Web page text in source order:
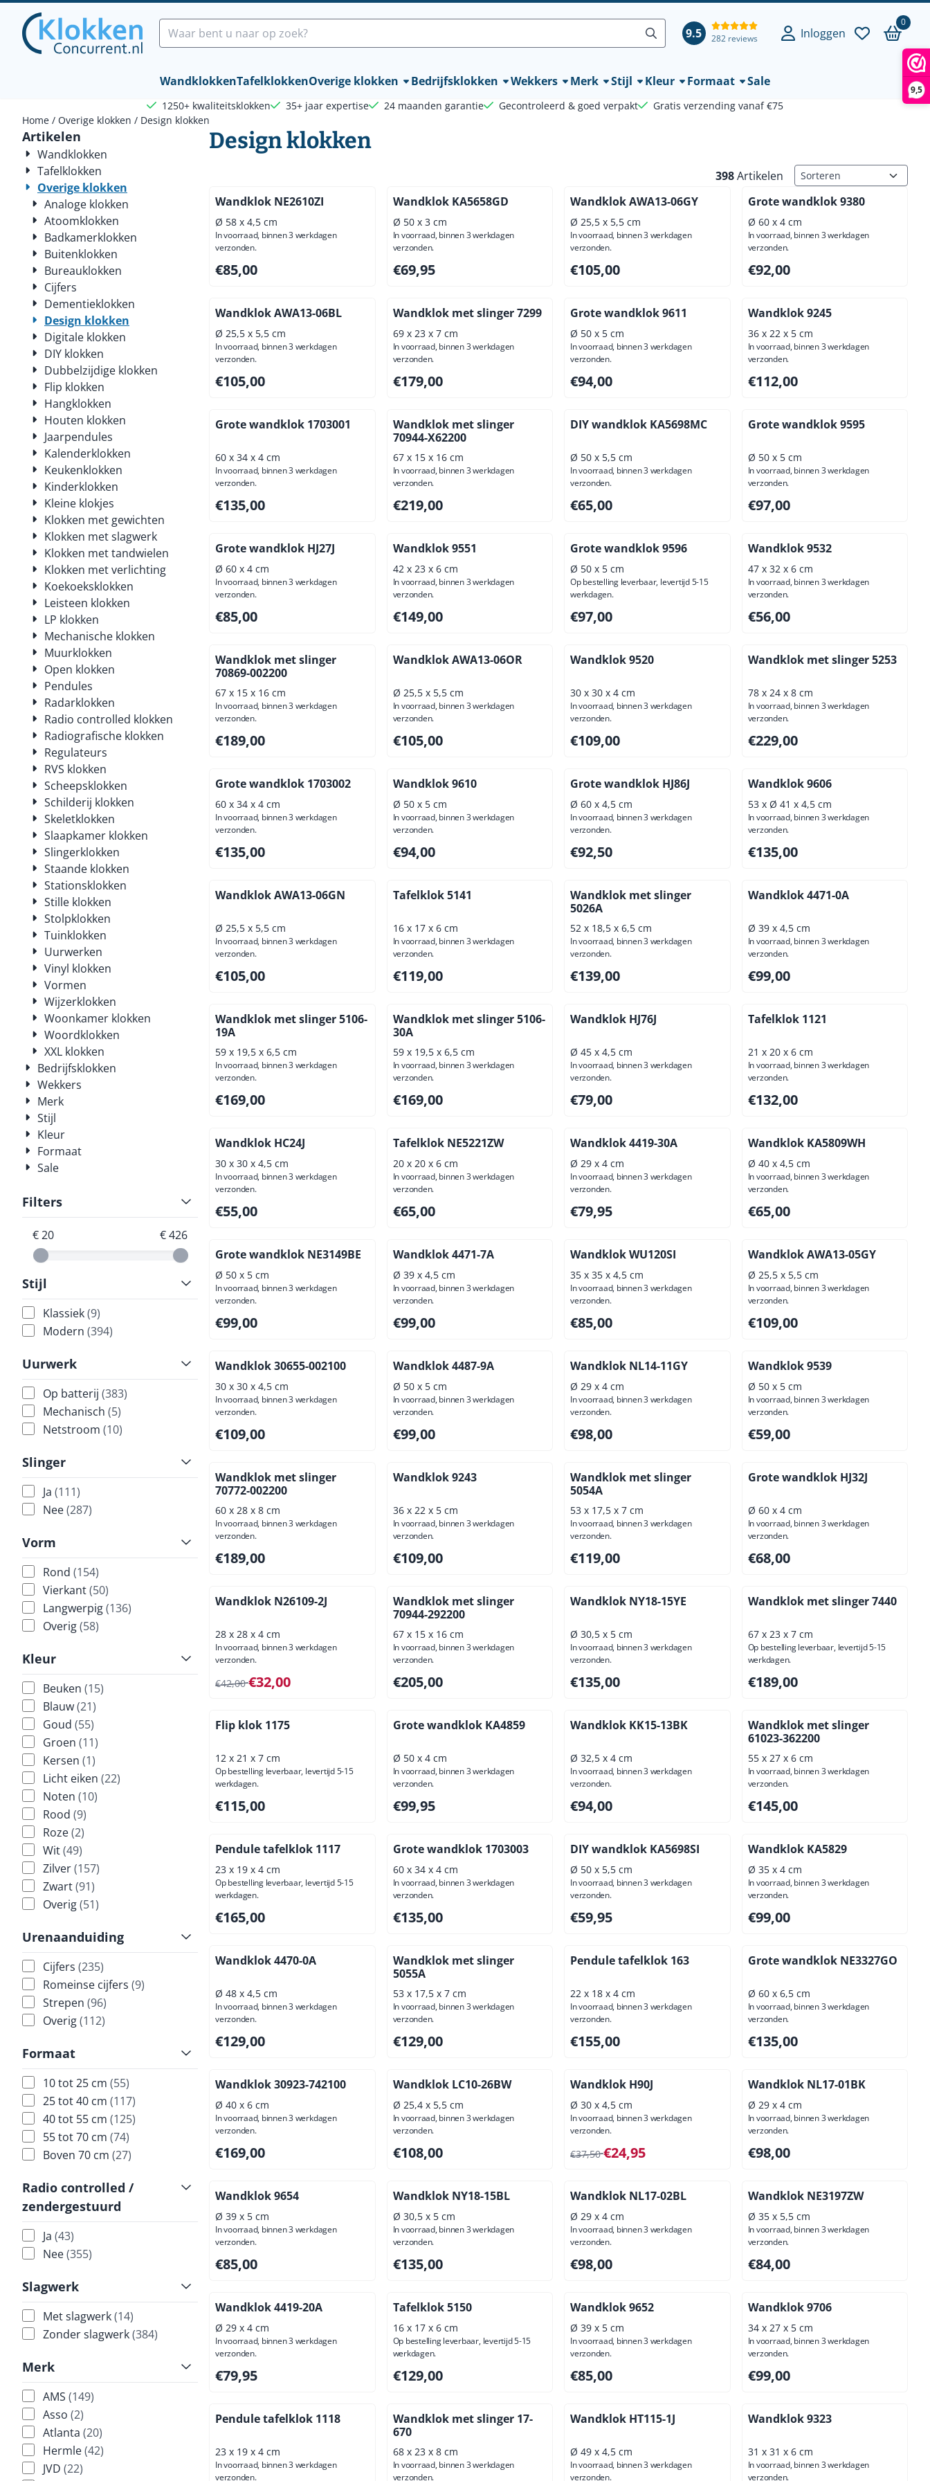
9,5
Cookievoorkeuren zijn beschikbaar. Kies instellingen of sta alle cookies toe.
Zoeken
9.5 282 reviews Inloggen
0
WandklokkenTafelklokkenOverige klokken Bedrijfsklokken Wekkers Merk Stijl Kleur Formaat Sale
1250+ kwaliteitsklokken 35+ jaar expertise 24 maanden garantie Gecontroleerd & goed verpakt
Gratis verzending vanaf €75
Home / Overige klokken / Design klokken
Artikelen
Wandklokken
Tafelklokken
Overige klokken
Analoge klokken
Atoomklokken
Badkamerklokken
Buitenklokken
Bureauklokken
Cijfers
Dementieklokken
Design klokken
Digitale klokken
DIY klokken
Dubbelzijdige klokken
Flip klokken
Hangklokken
Houten klokken
Jaarpendules
Kalenderklokken
Keukenklokken
Kinderklokken
Kleine klokjes
Klokken met gewichten
Klokken met slagwerk
Klokken met tandwielen
Klokken met verlichting
Koekoeksklokken
Leisteen klokken
LP klokken
Mechanische klokken
Muurklokken
Open klokken
Pendules
Radarklokken
Radio controlled klokken
Radiografische klokken
Regulateurs
RVS klokken
Scheepsklokken
Schilderij klokken
Skeletklokken
Slaapkamer klokken
Slingerklokken
Staande klokken
Stationsklokken
Stille klokken
Stolpklokken
Tuinklokken
Uurwerken
Vinyl klokken
Vormen
Wijzerklokken
Woonkamer klokken
Woordklokken
XXL klokken
Bedrijfsklokken
Wekkers
Merk
Stijl
Kleur
Formaat
Sale
Filters
€ 20 € 426
Stijl
Klassiek(9)
Modern (394)
Uurwerk
Op batterij (383)
Mechanisch (5)
Netstroom (10)
Slinger
Ja (111)
Nee(287)
Vorm
Rond (154)
Vierkant(50)
Langwerpig(136)
Overig(58)
Kleur
Beuken (15)
Blauw(21)
Goud (55)
Groen (11)
Kersen (1)
Licht eiken (22)
Noten (10)
Rood (9)
Roze(2)
Wit(49)
Zilver(157)
Zwart(91)
Overig(51)
Urenaanduiding
Cijfers (235)
Romeinse cijfers (9)
Strepen (96)
Overig(112)
Formaat
10 tot 25 cm (55)
25 tot 40 cm (117)
40 tot 55 cm (125)
55 tot 70 cm (74)
Boven 70 cm (27)
Radio controlled /
zendergestuurd
Ja (43)
Nee(355)
Slagwerk
Met slagwerk(14)
Zonder slagwerk(384)
Merk
AMS (149)
Asso (2)
Atlanta (20)
Hermle(42)
JVD (22)
Design klokken
398Artikelen
Sorteermethode
Wandklok NE2610ZI
Ø 58 x 4,5 cm
In voorraad, binnen 3 werkdagen
verzonden.
Prijs: 85,00, exclusief btw: 70,25
€85,00
Wandklok KA5658GD
Ø 50 x 3 cm
In voorraad, binnen 3 werkdagen
verzonden.
Prijs: 69,95, exclusief btw: 57,81
€69,95
Wandklok AWA13-06GY
Ø 25,5 x 5,5 cm
In voorraad, binnen 3 werkdagen
verzonden.
Prijs: 105,00, exclusief btw: 86,78
€105,00
Grote wandklok 9380
Ø 60 x 4 cm
In voorraad, binnen 3 werkdagen
verzonden.
Prijs: 92,00, exclusief btw: 76,03
€92,00
Wandklok AWA13-06BL
Ø 25,5 x 5,5 cm
In voorraad, binnen 3 werkdagen
verzonden.
Prijs: 105,00, exclusief btw: 86,78
€105,00
Wandklok met slinger 7299
69 x 23 x 7 cm
In voorraad, binnen 3 werkdagen
verzonden.
Prijs: 179,00, exclusief btw: 147,93
€179,00
Grote wandklok 9611
Ø 50 x 5 cm
In voorraad, binnen 3 werkdagen
verzonden.
Prijs: 94,00, exclusief btw: 77,69
€94,00
Wandklok 9245
36 x 22 x 5 cm
In voorraad, binnen 3 werkdagen
verzonden.
Prijs: 112,00, exclusief btw: 92,56
€112,00
Grote wandklok 1703001
60 x 34 x 4 cm
In voorraad, binnen 3 werkdagen
verzonden.
Prijs: 135,00, exclusief btw: 111,57
€135,00
Wandklok met slinger
70944-X62200
67 x 15 x 16 cm
In voorraad, binnen 3 werkdagen
verzonden.
Prijs: 219,00, exclusief btw: 180,99
€219,00
DIY wandklok KA5698MC
Ø 50 x 5,5 cm
In voorraad, binnen 3 werkdagen
verzonden.
Prijs: 65,00, exclusief btw: 53,72
€65,00
Grote wandklok 9595
Ø 50 x 5 cm
In voorraad, binnen 3 werkdagen
verzonden.
Prijs: 97,00, exclusief btw: 80,17
€97,00
Grote wandklok HJ27J
Ø 60 x 4 cm
In voorraad, binnen 3 werkdagen
verzonden.
Prijs: 85,00, exclusief btw: 70,25
€85,00
Wandklok 9551
42 x 23 x 6 cm
In voorraad, binnen 3 werkdagen
verzonden.
Prijs: 149,00, exclusief btw: 123,14
€149,00
Grote wandklok 9596
Ø 50 x 5 cm
Op bestelling leverbaar, levertijd 5-15
werkdagen.
Prijs: 97,00, exclusief btw: 80,17
€97,00
Wandklok 9532
47 x 32 x 6 cm
In voorraad, binnen 3 werkdagen
verzonden.
Prijs: 56,00, exclusief btw: 46,28
€56,00
Wandklok met slinger
70869-002200
67 x 15 x 16 cm
In voorraad, binnen 3 werkdagen
verzonden.
Prijs: 189,00, exclusief btw: 156,20
€189,00
Wandklok AWA13-06OR
Ø 25,5 x 5,5 cm
In voorraad, binnen 3 werkdagen
verzonden.
Prijs: 105,00, exclusief btw: 86,78
€105,00
Wandklok 9520
30 x 30 x 4 cm
In voorraad, binnen 3 werkdagen
verzonden.
Prijs: 109,00, exclusief btw: 90,08
€109,00
Wandklok met slinger 5253
78 x 24 x 8 cm
In voorraad, binnen 3 werkdagen
verzonden.
Prijs: 229,00, exclusief btw: 189,26
€229,00
Grote wandklok 1703002
60 x 34 x 4 cm
In voorraad, binnen 3 werkdagen
verzonden.
Prijs: 135,00, exclusief btw: 111,57
€135,00
Wandklok 9610
Ø 50 x 5 cm
In voorraad, binnen 3 werkdagen
verzonden.
Prijs: 94,00, exclusief btw: 77,69
€94,00
Grote wandklok HJ86J
Ø 60 x 4,5 cm
In voorraad, binnen 3 werkdagen
verzonden.
Prijs: 92,50, exclusief btw: 76,45
€92,50
Wandklok 9606
53 x Ø 41 x 4,5 cm
In voorraad, binnen 3 werkdagen
verzonden.
Prijs: 135,00, exclusief btw: 111,57
€135,00
Wandklok AWA13-06GN
Ø 25,5 x 5,5 cm
In voorraad, binnen 3 werkdagen
verzonden.
Prijs: 105,00, exclusief btw: 86,78
€105,00
Tafelklok 5141
16 x 17 x 6 cm
In voorraad, binnen 3 werkdagen
verzonden.
Prijs: 119,00, exclusief btw: 98,35
€119,00
Wandklok met slinger
5026A
52 x 18,5 x 6,5 cm
In voorraad, binnen 3 werkdagen
verzonden.
Prijs: 139,00, exclusief btw: 114,88
€139,00
Wandklok 4471-0A
Ø 39 x 4,5 cm
In voorraad, binnen 3 werkdagen
verzonden.
Prijs: 99,00, exclusief btw: 81,82
€99,00
Wandklok met slinger 5106-
19A
59 x 19,5 x 6,5 cm
In voorraad, binnen 3 werkdagen
verzonden.
Prijs: 169,00, exclusief btw: 139,67
€169,00
Wandklok met slinger 5106-
30A
59 x 19,5 x 6,5 cm
In voorraad, binnen 3 werkdagen
verzonden.
Prijs: 169,00, exclusief btw: 139,67
€169,00
Wandklok HJ76J
Ø 45 x 4,5 cm
In voorraad, binnen 3 werkdagen
verzonden.
Prijs: 79,00, exclusief btw: 65,29
€79,00
Tafelklok 1121
21 x 20 x 6 cm
In voorraad, binnen 3 werkdagen
verzonden.
Prijs: 132,00, exclusief btw: 109,09
€132,00
Wandklok HC24J
30 x 30 x 4,5 cm
In voorraad, binnen 3 werkdagen
verzonden.
Prijs: 55,00, exclusief btw: 45,45
€55,00
Tafelklok NE5221ZW
20 x 20 x 6 cm
In voorraad, binnen 3 werkdagen
verzonden.
Prijs: 65,00, exclusief btw: 53,72
€65,00
Wandklok 4419-30A
Ø 29 x 4 cm
In voorraad, binnen 3 werkdagen
verzonden.
Prijs: 79,95, exclusief btw: 66,07
€79,95
Wandklok KA5809WH
Ø 40 x 4,5 cm
In voorraad, binnen 3 werkdagen
verzonden.
Prijs: 65,00, exclusief btw: 53,72
€65,00
Grote wandklok NE3149BE
Ø 50 x 5 cm
In voorraad, binnen 3 werkdagen
verzonden.
Prijs: 99,00, exclusief btw: 81,82
€99,00
Wandklok 4471-7A
Ø 39 x 4,5 cm
In voorraad, binnen 3 werkdagen
verzonden.
Prijs: 99,00, exclusief btw: 81,82
€99,00
Wandklok WU120SI
35 x 35 x 4,5 cm
In voorraad, binnen 3 werkdagen
verzonden.
Prijs: 85,00, exclusief btw: 70,25
€85,00
Wandklok AWA13-05GY
Ø 25,5 x 5,5 cm
In voorraad, binnen 3 werkdagen
verzonden.
Prijs: 109,00, exclusief btw: 90,08
€109,00
Wandklok 30655-002100
30 x 30 x 4,5 cm
In voorraad, binnen 3 werkdagen
verzonden.
Prijs: 109,00, exclusief btw: 90,08
€109,00
Wandklok 4487-9A
Ø 50 x 5 cm
In voorraad, binnen 3 werkdagen
verzonden.
Prijs: 99,00, exclusief btw: 81,82
€99,00
Wandklok NL14-11GY
Ø 29 x 4 cm
In voorraad, binnen 3 werkdagen
verzonden.
Prijs: 98,00, exclusief btw: 80,99
€98,00
Wandklok 9539
Ø 50 x 5 cm
In voorraad, binnen 3 werkdagen
verzonden.
Prijs: 59,00, exclusief btw: 48,76
€59,00
Wandklok met slinger
70772-002200
60 x 28 x 8 cm
In voorraad, binnen 3 werkdagen
verzonden.
Prijs: 189,00, exclusief btw: 156,20
€189,00
Wandklok 9243
36 x 22 x 5 cm
In voorraad, binnen 3 werkdagen
verzonden.
Prijs: 109,00, exclusief btw: 90,08
€109,00
Wandklok met slinger
5054A
53 x 17,5 x 7 cm
In voorraad, binnen 3 werkdagen
verzonden.
Prijs: 119,00, exclusief btw: 98,35
€119,00
Grote wandklok HJ32J
Ø 60 x 4 cm
In voorraad, binnen 3 werkdagen
verzonden.
Prijs: 68,00, exclusief btw: 56,20
€68,00
Wandklok N26109-2J
28 x 28 x 4 cm
In voorraad, binnen 3 werkdagen
verzonden.
Van 42,00 voor 32,00, exclusief btw: 26,45
€42,00€32,00
Wandklok met slinger
70944-292200
67 x 15 x 16 cm
In voorraad, binnen 3 werkdagen
verzonden.
Prijs: 205,00, exclusief btw: 169,42
€205,00
Wandklok NY18-15YE
Ø 30,5 x 5 cm
In voorraad, binnen 3 werkdagen
verzonden.
Prijs: 135,00, exclusief btw: 111,57
€135,00
Wandklok met slinger 7440
67 x 23 x 7 cm
Op bestelling leverbaar, levertijd 5-15
werkdagen.
Prijs: 189,00, exclusief btw: 156,20
€189,00
Flip klok 1175
12 x 21 x 7 cm
Op bestelling leverbaar, levertijd 5-15
werkdagen.
Prijs: 115,00, exclusief btw: 95,04
€115,00
Grote wandklok KA4859
Ø 50 x 4 cm
In voorraad, binnen 3 werkdagen
verzonden.
Prijs: 99,95, exclusief btw: 82,60
€99,95
Wandklok KK15-13BK
Ø 32,5 x 4 cm
In voorraad, binnen 3 werkdagen
verzonden.
Prijs: 94,00, exclusief btw: 77,69
€94,00
Wandklok met slinger
61023-362200
55 x 27 x 6 cm
In voorraad, binnen 3 werkdagen
verzonden.
Prijs: 145,00, exclusief btw: 119,83
€145,00
Pendule tafelklok 1117
23 x 19 x 4 cm
Op bestelling leverbaar, levertijd 5-15
werkdagen.
Prijs: 165,00, exclusief btw: 136,36
€165,00
Grote wandklok 1703003
60 x 34 x 4 cm
In voorraad, binnen 3 werkdagen
verzonden.
Prijs: 135,00, exclusief btw: 111,57
€135,00
DIY wandklok KA5698SI
Ø 50 x 5,5 cm
In voorraad, binnen 3 werkdagen
verzonden.
Prijs: 59,95, exclusief btw: 49,55
€59,95
Wandklok KA5829
Ø 35 x 4 cm
In voorraad, binnen 3 werkdagen
verzonden.
Prijs: 99,00, exclusief btw: 81,82
€99,00
Wandklok 4470-0A
Ø 48 x 4,5 cm
In voorraad, binnen 3 werkdagen
verzonden.
Prijs: 129,00, exclusief btw: 106,61
€129,00
Wandklok met slinger
5055A
53 x 17,5 x 7 cm
In voorraad, binnen 3 werkdagen
verzonden.
Prijs: 129,00, exclusief btw: 106,61
€129,00
Pendule tafelklok 163
22 x 18 x 4 cm
In voorraad, binnen 3 werkdagen
verzonden.
Prijs: 155,00, exclusief btw: 128,10
€155,00
Grote wandklok NE3327GO
Ø 60 x 6,5 cm
In voorraad, binnen 3 werkdagen
verzonden.
Prijs: 135,00, exclusief btw: 111,57
€135,00
Wandklok 30923-742100
Ø 40 x 6 cm
In voorraad, binnen 3 werkdagen
verzonden.
Prijs: 169,00, exclusief btw: 139,67
€169,00
Wandklok LC10-26BW
Ø 25,4 x 5,5 cm
In voorraad, binnen 3 werkdagen
verzonden.
Prijs: 108,00, exclusief btw: 89,26
€108,00
Wandklok H90J
Ø 30 x 4,5 cm
In voorraad, binnen 3 werkdagen
verzonden.
Van 37,50 voor 24,95, exclusief btw: 20,62
€37,50€24,95
Wandklok NL17-01BK
Ø 29 x 4 cm
In voorraad, binnen 3 werkdagen
verzonden.
Prijs: 98,00, exclusief btw: 80,99
€98,00
Wandklok 9654
Ø 39 x 5 cm
In voorraad, binnen 3 werkdagen
verzonden.
Prijs: 85,00, exclusief btw: 70,25
€85,00
Wandklok NY18-15BL
Ø 30,5 x 5 cm
In voorraad, binnen 3 werkdagen
verzonden.
Prijs: 135,00, exclusief btw: 111,57
€135,00
Wandklok NL17-02BL
Ø 29 x 4 cm
In voorraad, binnen 3 werkdagen
verzonden.
Prijs: 98,00, exclusief btw: 80,99
€98,00
Wandklok NE3197ZW
Ø 35 x 5,5 cm
In voorraad, binnen 3 werkdagen
verzonden.
Prijs: 84,00, exclusief btw: 69,42
€84,00
Wandklok 4419-20A
Ø 29 x 4 cm
In voorraad, binnen 3 werkdagen
verzonden.
Prijs: 79,95, exclusief btw: 66,07
€79,95
Tafelklok 5150
16 x 17 x 6 cm
Op bestelling leverbaar, levertijd 5-15
werkdagen.
Prijs: 129,00, exclusief btw: 106,61
€129,00
Wandklok 9652
Ø 39 x 5 cm
In voorraad, binnen 3 werkdagen
verzonden.
Prijs: 85,00, exclusief btw: 70,25
€85,00
Wandklok 9706
34 x 27 x 5 cm
In voorraad, binnen 3 werkdagen
verzonden.
Prijs: 99,00, exclusief btw: 81,82
€99,00
Pendule tafelklok 1118
23 x 19 x 4 cm
In voorraad, binnen 3 werkdagen
verzonden.
Wandklok met slinger 17-
670
68 x 23 x 8 cm
In voorraad, binnen 3 werkdagen
verzonden.
Wandklok HT115-1J
Ø 49 x 4,5 cm
In voorraad, binnen 3 werkdagen
verzonden.
Wandklok 9323
31 x 31 x 6 cm
In voorraad, binnen 3 werkdagen
verzonden.